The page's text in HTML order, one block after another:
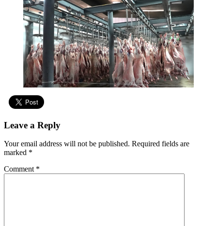
Leave a Reply
Your email address will not be published. Required fields are
marked *
Comment *